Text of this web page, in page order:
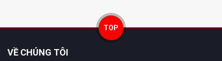
TOP
VỀ CHÚNG TÔI